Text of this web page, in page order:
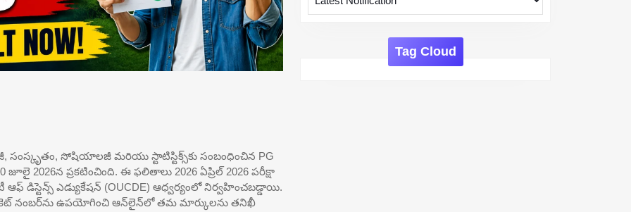
సోషియాలజీ మరియు స్టాటిస్టిక్స్‌కు సంబంధించిన PG
2026న ప్రకటించింది. ఈ ఫలితాలు 2026 ఏప్రిల్ 2026 పరీక్షా
డిస్టెన్స్ ఎడ్యుకేషన్ (OUCDE) ఆధ్వర్యంలో నిర్వహించబడ్డాయి.
నంబర్‌ను ఉపయోగించి ఆన్‌లైన్‌లో తమ మార్కులను తనిఖీ
Tag Cloud